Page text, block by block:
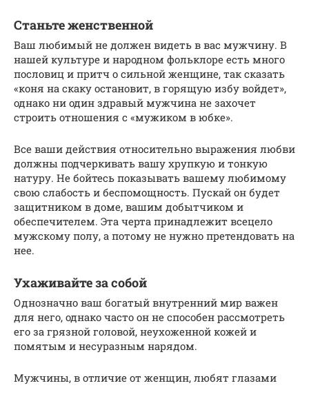
Станьте женственной
Ваш любимый не должен видеть в вас мужчину. В
нашей культуре и народном фольклоре есть много
пословиц и притч о сильной женщине, так сказать
«коня на скаку остановит, в горящую избу войдет»,
однако ни один здравый мужчина не захочет
строить отношения с «мужиком в юбке».
Все ваши действия относительно выражения любви
должны подчеркивать вашу хрупкую и тонкую
натуру. Не бойтесь показывать вашему любимому
свою слабость и беспомощность. Пускай он будет
защитником в доме, вашим добытчиком и
обеспечителем. Эта черта принадлежит всецело
мужскому полу, а потому не нужно претендовать на
нее.
Ухаживайте за собой
Однозначно ваш богатый внутренний мир важен
для него, однако часто он не способен рассмотреть
его за грязной головой, неухоженной кожей и
помятым и несуразным нарядом.
Мужчины, в отличие от женщин, любят глазами